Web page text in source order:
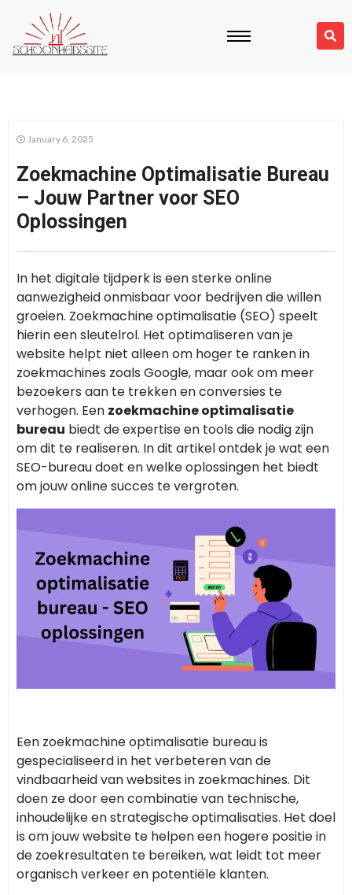
January 6, 2025
Zoekmachine Optimalisatie Bureau
– Jouw Partner voor SEO
Oplossingen
In het digitale tijdperk is een sterke online
aanwezigheid onmisbaar voor bedrijven die willen
groeien. Zoekmachine optimalisatie (SEO) speelt
hierin een sleutelrol. Het optimaliseren van je
website helpt niet alleen om hoger te ranken in
zoekmachines zoals Google, maar ook om meer
bezoekers aan te trekken en conversies te
verhogen. Een zoekmachine optimalisatie
bureau biedt de expertise en tools die nodig zijn
om dit te realiseren. In dit artikel ontdek je wat een
SEO-bureau doet en welke oplossingen het biedt
om jouw online succes te vergroten.
Een zoekmachine optimalisatie bureau is
gespecialiseerd in het verbeteren van de
vindbaarheid van websites in zoekmachines. Dit
doen ze door een combinatie van technische,
inhoudelijke en strategische optimalisaties. Het doel
is om jouw website te helpen een hogere positie in
de zoekresultaten te bereiken, wat leidt tot meer
organisch verkeer en potentiële klanten.